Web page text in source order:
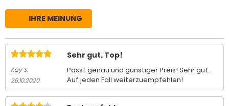
IHRE MEINUNG
Kay S.
26.10.2020
Sehr gut. Top!
Passt genau und günstiger Preis! Sehr gut.
Auf jeden Fall weiterzuempfehlen!